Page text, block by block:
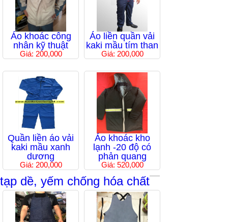
Áo khoác công
nhân kỹ thuật
Giá: 200,000
Áo liền quần vải
kaki mầu tím than
Giá: 200,000
Quần liền áo vải
kaki mầu xanh
dương
Giá: 200,000
Áo khoác kho
lạnh -20 độ có
phản quang
Giá: 520,000
tạp dề, yếm chống hóa chất